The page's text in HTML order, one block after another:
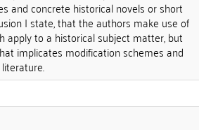
and concrete historical novels or short
I state, that the authors make use of
apply to a historical subject matter, but
implicates modification schemes and